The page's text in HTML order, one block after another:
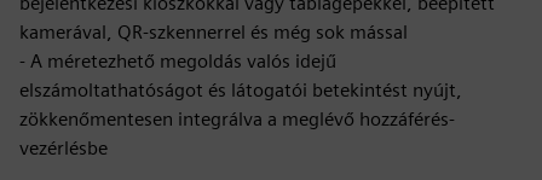
kamerával, QR-szkennerrel és még sok mással
- A méretezhető megoldás valós idejű
elszámoltathatóságot és látogatói betekintést nyújt,
zökkenőmentesen integrálva a meglévő hozzáférés-
vezérlésbe